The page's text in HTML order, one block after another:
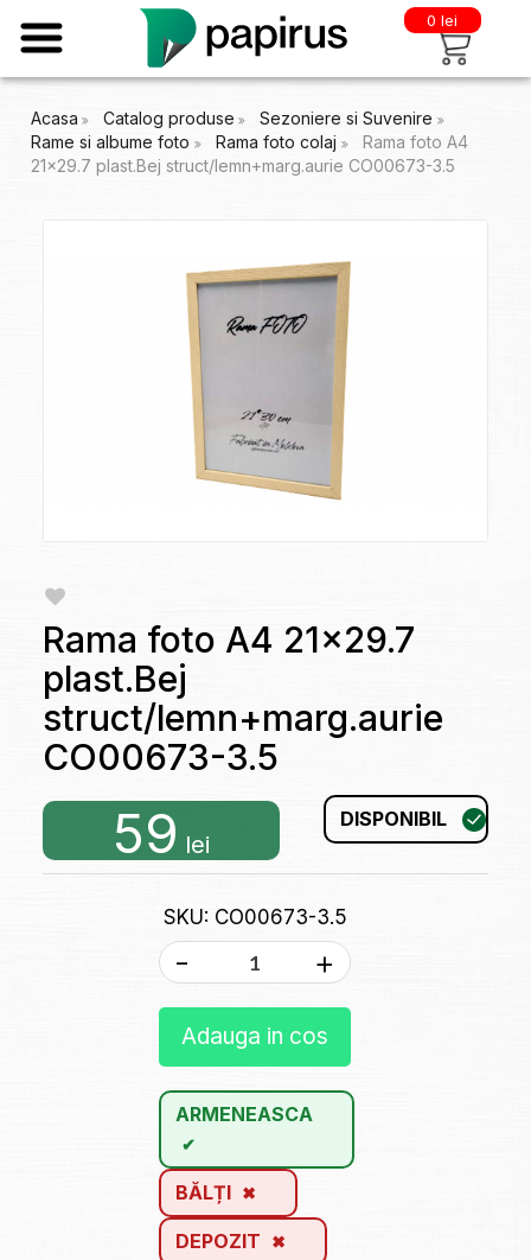
0 lei
Acasa Catalog produse
Sezoniere si Suvenire
Rame si albume foto
Rama foto colaj
Rama foto A4
21x29.7 plast.Bej struct/lemn+marg.aurie CO00673-3.5
Rama foto A4 21x29.7
plast.Bej
struct/lemn+marg.aurie
CO00673-3.5
59 lei
DISPONIBIL
SKU: CO00673-3.5
- +
Adauga in cos
ARMENEASCA
BĂLȚI
DEPOZIT